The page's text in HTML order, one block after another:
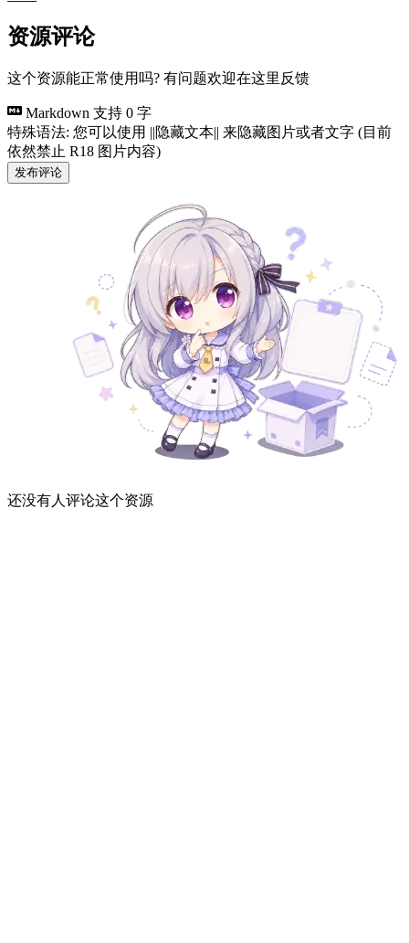
资源评论
这个资源能正常使用吗? 有问题欢迎在这里反馈
Markdown 支持 0 字
特殊语法: 您可以使用 ||隐藏文本|| 来隐藏图片或者文字 (目前
依然禁止 R18 图片内容)
发布评论
还没有人评论这个资源